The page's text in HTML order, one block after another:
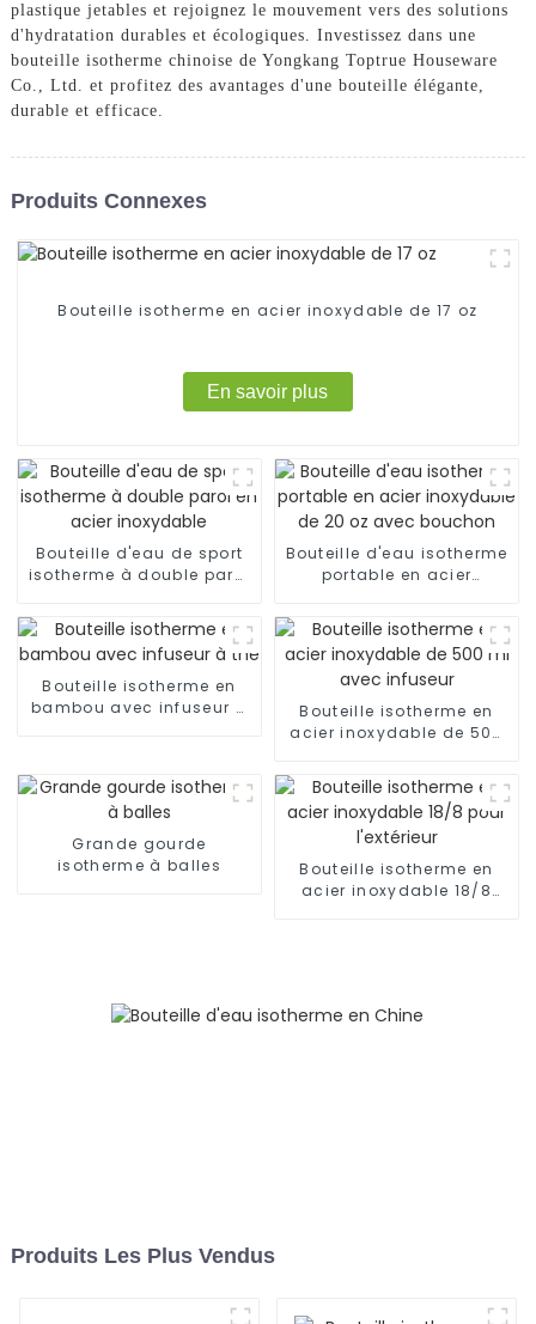
plastique jetables et rejoignez le mouvement vers des solutions
d'hydratation durables et écologiques. Investissez dans une
bouteille isotherme chinoise de Yongkang Toptrue Houseware
Co., Ltd. et profitez des avantages d'une bouteille élégante,
durable et efficace.
Produits Connexes
Bouteille isotherme en acier inoxydable de 17 oz
En savoir plus
Bouteille d'eau de sport
isotherme à double paroi
Bouteille d'eau isotherme
portable en acier
bouchon
Bouteille isotherme en
bambou avec infuseur à
Bouteille isotherme en
acier inoxydable de 500
Grande gourde
isotherme à balles
Bouteille isotherme en
acier inoxydable 18/8
Produits Les Plus Vendus